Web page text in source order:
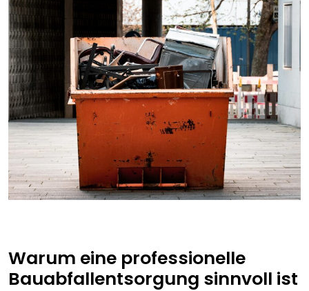
Warum eine professionelle
Bauabfallentsorgung sinnvoll ist